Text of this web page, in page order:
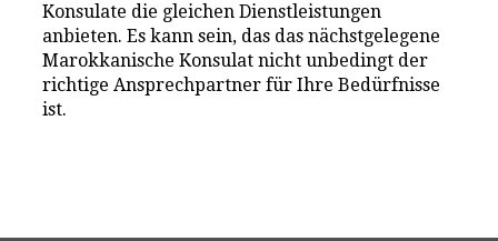
Konsulate die gleichen Dienstleistungen
anbieten. Es kann sein, das das nächstgelegene
Marokkanische Konsulat nicht unbedingt der
richtige Ansprechpartner für Ihre Bedürfnisse
ist.